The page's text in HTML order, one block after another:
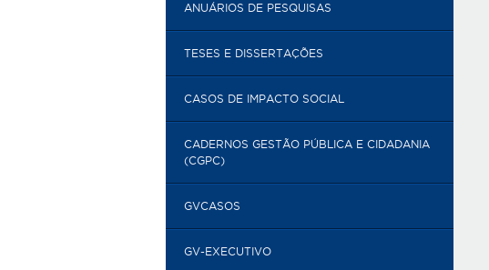
ANUÁRIOS DE PESQUISAS
TESES E DISSERTAÇÕES
CASOS DE IMPACTO SOCIAL
CADERNOS GESTÃO PÚBLICA E CIDADANIA
(CGPC)
GVCASOS
GV-EXECUTIVO